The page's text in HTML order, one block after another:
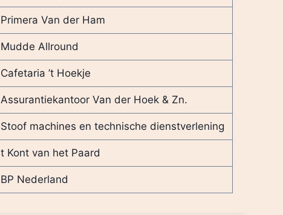
Primera Van der Ham
Mudde Allround
Cafetaria ’t Hoekje
Assurantiekantoor Van der Hoek & Zn.
Stoof machines en technische dienstverlening
t Kont van het Paard
BP Nederland